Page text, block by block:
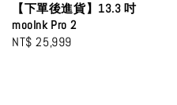
【下單後進貨】13.3 吋
mooInk Pro 2
Regular
NT$ 25,999